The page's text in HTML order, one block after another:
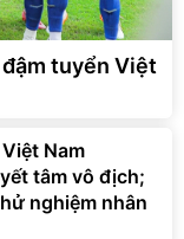
tuyển Việt
Nam
tâm vô địch;
nghiệm nhân